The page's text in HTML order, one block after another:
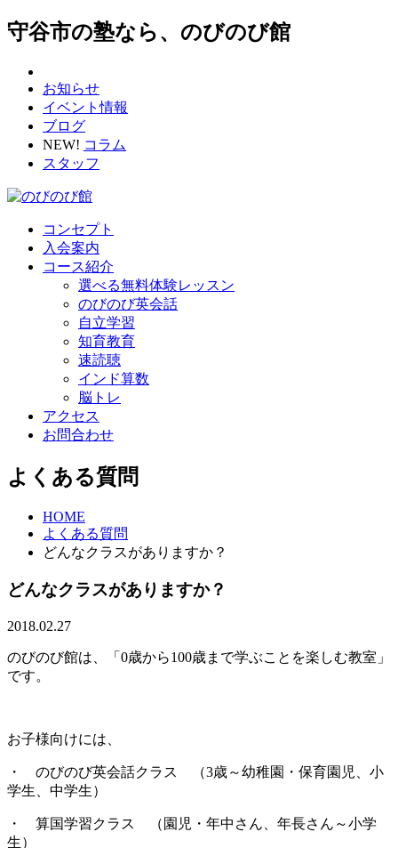
守谷市の塾なら、のびのび館
お知らせ
イベント情報
ブログ
NEW! コラム
スタッフ
コンセプト
入会案内
コース紹介
選べる無料体験レッスン
のびのび英会話
自立学習
知育教育
速読聴
インド算数
脳トレ
アクセス
お問合わせ
よくある質問
HOME
よくある質問
どんなクラスがありますか？
どんなクラスがありますか？
2018.02.27
のびのび館は、「0歳から100歳まで学ぶことを楽しむ教室」
です。
お子様向けには、
・ のびのび英会話クラス （3歳～幼稚園・保育園児、小
学生、中学生）
・ 算国学習クラス （園児・年中さん、年長さん～小学
生）